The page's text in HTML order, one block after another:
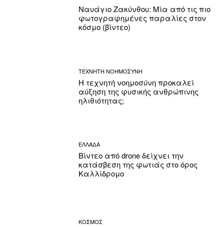
Ναυάγιο Ζακύνθου: Μία από τις πιο
φωτογραφημένες παραλίες στον
κόσμο (βίντεο)
ΤΕΧΝΗΤΗ ΝΟΗΜΟΣΥΝΗ
Η τεχνητή νοημοσύνη προκαλεί
αύξηση της φυσικής ανθρώπινης
ηλιθιότητας;
ΕΛΛΑΔΑ
Βίντεο από drone δείχνει την
κατάσβεση της φωτιάς στο όρος
Καλλίδρομο
ΚΟΣΜΟΣ